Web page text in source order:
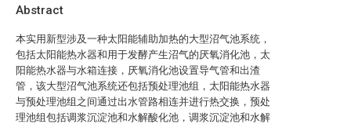
Abstract
本实用新型涉及一种太阳能辅助加热的大型沼气池系统，
包括太阳能热水器和用于发酵产生沼气的厌氧消化池，太
阳能热水器与水箱连接，厌氧消化池设置导气管和出渣
管，该大型沼气池系统还包括预处理池组，太阳能热水器
与预处理池组之间通过出水管路相连并进行热交换，预处
理池组包括调浆沉淀池和水解酸化池，调浆沉淀池和水解